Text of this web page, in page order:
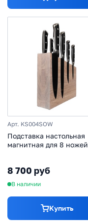
Арт. KS004SOW
Подставка настольная
магнитная для 8 ножей
8 700 руб
В наличии
Купить